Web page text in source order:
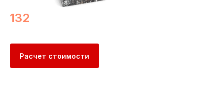
132
Расчет стоимости